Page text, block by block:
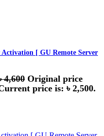
Activation [ GU Remote Server
4,600 Original price
price is: ৳ 2,500.